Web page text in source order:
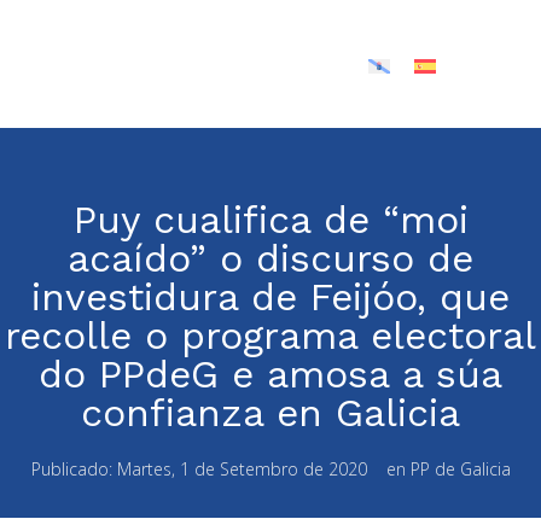
Puy cualifica de “moi
acaído” o discurso de
investidura de Feijóo, que
recolle o programa electoral
do PPdeG e amosa a súa
confianza en Galicia
Publicado: Martes, 1 de Setembro de 2020 en PP de Galicia